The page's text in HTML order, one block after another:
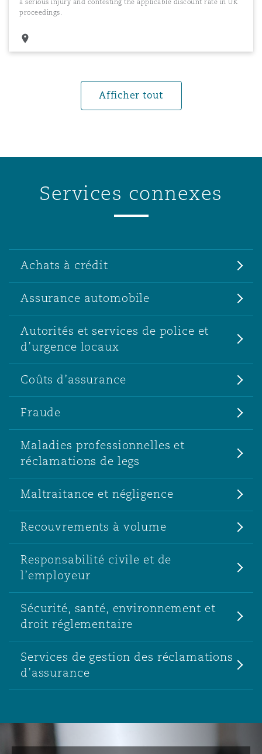
a serious injury and contesting the applicable discount rate in UK
proceedings.
Afficher tout
Services connexes
Achats à crédit
Assurance automobile
Autorités et services de police et
d’urgence locaux
Coûts d’assurance
Fraude
Maladies professionnelles et
réclamations de legs
Maltraitance et négligence
Recouvrements à volume
Responsabilité civile et de
l’employeur
Sécurité, santé, environnement et
droit réglementaire
Services de gestion des réclamations
d’assurance